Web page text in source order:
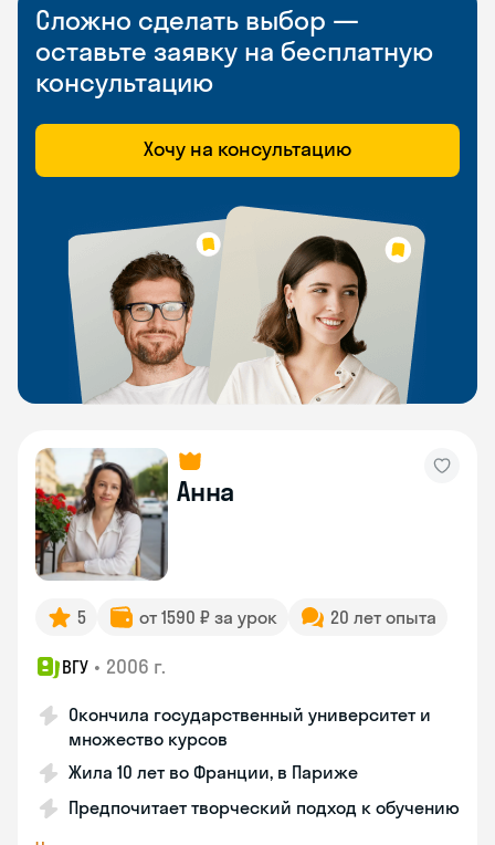
Сложно сделать выбор —
оставьте заявку на бесплатную
консультацию
Хочу на консультацию
Анна
5 от 1590 ₽ за урок 20 лет опыта
ВГУ • 2006 г.
Окончила государственный университет и
множество курсов
Жила 10 лет во Франции, в Париже
Предпочитает творческий подход к обучению